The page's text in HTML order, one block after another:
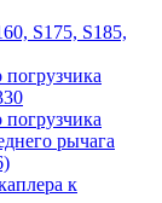
S175, S185,
рычага
к